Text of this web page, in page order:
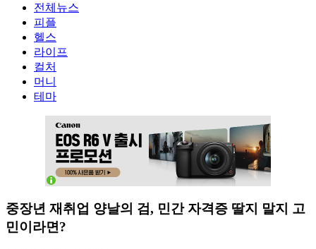
전체뉴스
피플
헬스
라이프
컬처
머니
테마
중장년 재취업 양날의 검, 민간 자격증 딸지 말지 고
민이라면?